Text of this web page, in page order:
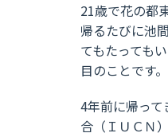
21歳で花の都
帰るたびに池
てもたっても
目のことです。
4年前に帰っ
合（ＩＵＣＮ